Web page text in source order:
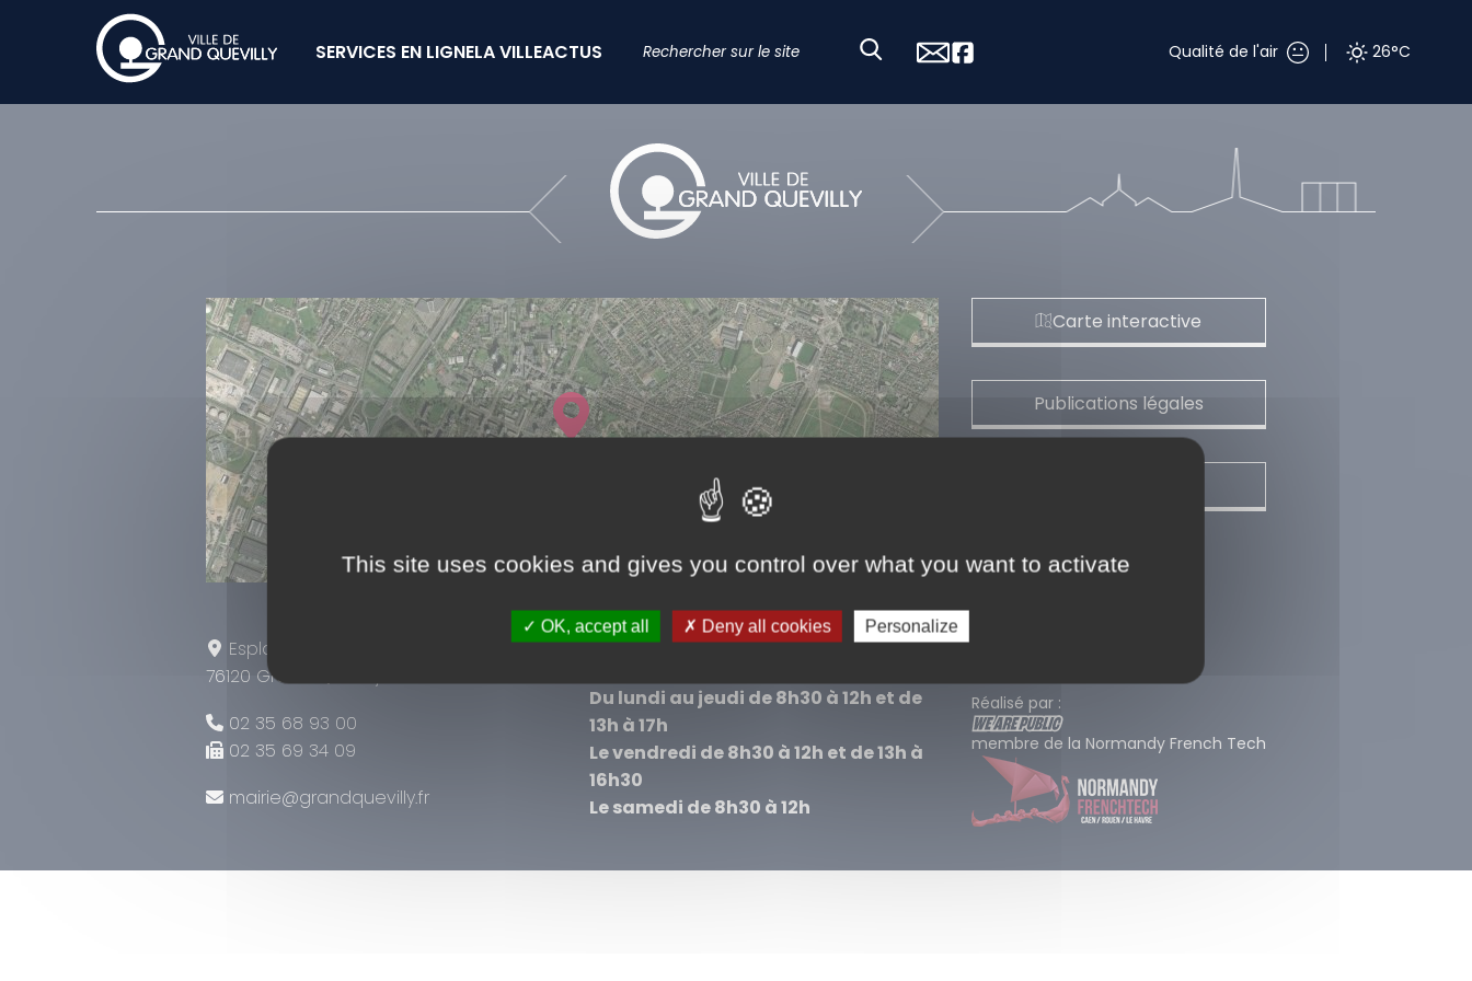
SERVICES EN LIGNELA VILLEACTUS Qualité de l'air 26°C
Leaflet |Tiles © Esri — Source: Esri, i-cubed, USDA, USGS, AEX, GeoEye, Getmapping, Aerogrid, IGN, IGP, UPR-EGP, and the GIS User Community
Esplanade Tony Larue
76120 Grand Quevilly
02 35 68 93 00
02 35 69 34 09
mairie@grandquevilly.fr
Les services municipaux sont ouverts :
Du lundi au jeudi de 8h30 à 12h et de
13h à 17h
Le vendredi de 8h30 à 12h et de 13h à
16h30
Le samedi de 8h30 à 12h
Carte interactive
Publications légales
Mentions légales
Réalisé par :
membre de la Normandy French Tech
This site uses cookies and gives you control over what you want to activate
OK, accept all Deny all cookies Personalize